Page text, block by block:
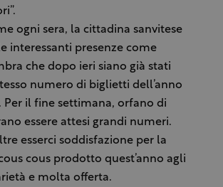
ogni sera, la cittadina sanvitese
interessanti presenze come
che dopo ieri siano già stati
numero di biglietti dell’anno
Per il fine settimana, orfano di
essere attesi grandi numeri.
esserci soddisfazione per la
cous prodotto quest’anno agli
e molta offerta.